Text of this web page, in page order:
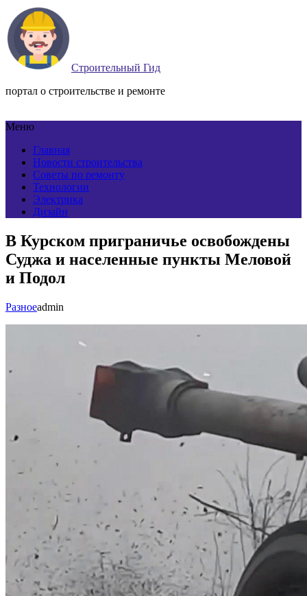
Строительный Гид
портал о строительстве и ремонте
Меню
Главная
Новости строительства
Советы по ремонту
Технологии
Электрика
Дизайн
В Курском приграничье освобождены
Суджа и населенные пункты Меловой
и Подол
Разноеadmin